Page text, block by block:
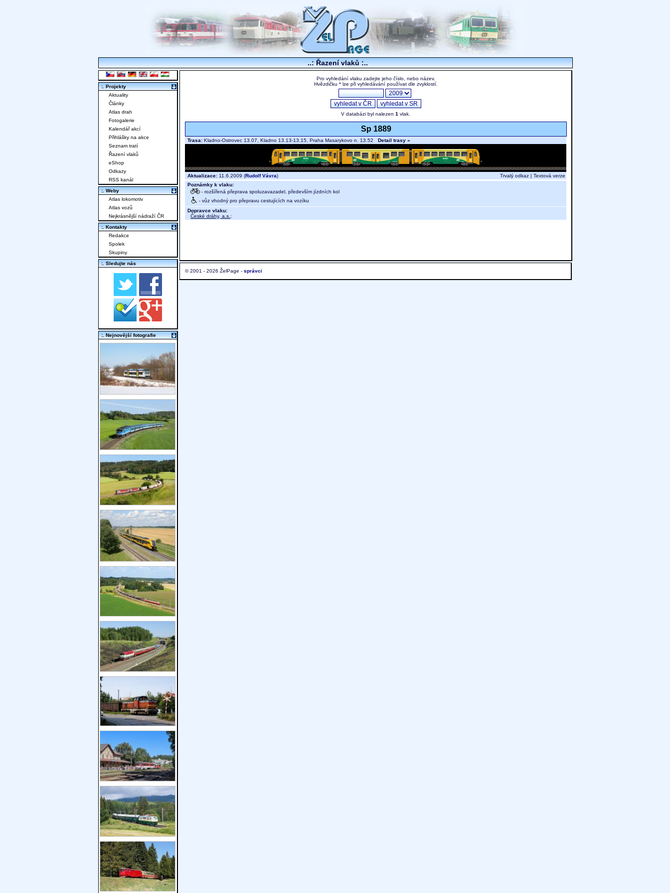
..: Řazení vlaků :..
Pro vyhledání vlaku zadejte jeho číslo, nebo název.
Hvězdičku * lze při vyhledávání používat dle zvyklostí.
V databázi byl nalezen 1 vlak.
Sp 1889
Trasa: Kladno-Ostrovec 13.07, Kladno 13.13-13.15, Praha Masarykovo n. 13.52 Detail trasy »
Aktualizace: 11.6.2009 (Rudolf Vávra) Trvalý odkaz | Textová verze
Poznámky k vlaku:
- rozšířená přeprava spoluzavazadel, především jízdních kol
- vůz vhodný pro přepravu cestujících na vozíku
Dopravce vlaku:
České dráhy, a.s. ;
© 2001 - 2026 ŽelPage - správci
:. Projekty
Aktuality
Články
Atlas drah
Fotogalerie
Kalendář akcí
Přihlášky na akce
Seznam tratí
Řazení vlaků
eShop
Odkazy
RSS kanál
:. Weby
Atlas lokomotiv
Atlas vozů
Nejkrásnější nádraží ČR
:. Kontakty
Redakce
Spolek
Skupiny
:. Sledujte nás
:. Nejnovější fotografie